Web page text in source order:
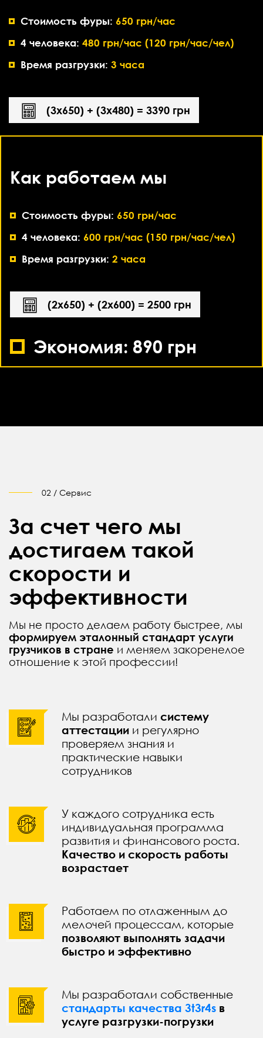
Стоимость фуры: 650 грн/час
4 человека: 480 грн/час (120 грн/час/чел)
Время разгрузки: 3 часа
(3х650) + (3х480) = 3390 грн
Как работаем мы
Стоимость фуры: 650 грн/час
4 человека: 600 грн/час (150 грн/час/чел)
Время разгрузки: 2 часа
(2х650) + (2х600) = 2500 грн
Экономия: 890 грн
02 / Сервис
За счет чего мы
достигаем такой
скорости и
эффективности
Мы не просто делаем работу быстрее, мы
формируем эталонный стандарт услуги
грузчиков в стране и меняем закоренелое
отношение к этой профессии!
Мы разработали систему
аттестации и регулярно
проверяем знания и
практические навыки
сотрудников
У каждого сотрудника есть
индивидуальная программа
развития и финансового роста.
Качество и скорость работы
возрастает
Работаем по отлаженным до
мелочей процессам, которые
позволяют выполнять задачи
быстро и эффективно
Мы разработали собственные
стандарты качества 3t3r4s в
услуге разгрузки-погрузки